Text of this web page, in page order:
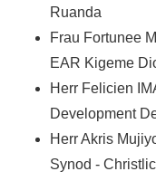
Ruanda
Frau Fortunee
EAR Kigeme
Herr Felicien
Development
Herr Akris
Synod -